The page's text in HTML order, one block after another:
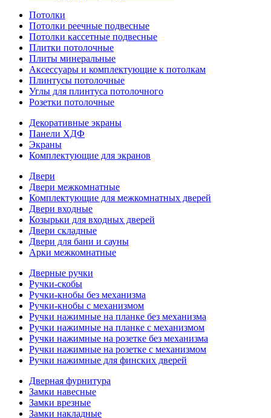
Потолки
Потолки реечные подвесные
Потолки кассетные подвесные
Плитки потолочные
Плиты минеральные
Аксессуары и комплектующие к потолкам
Плинтусы потолочные
Углы для плинтуса потолочного
Розетки потолочные
Декоративные экраны
Панели ХДФ
Экраны
Комплектующие для экранов
Двери
Двери межкомнатные
Комплектующие для межкомнатных дверей
Двери входные
Козырьки для входных дверей
Двери складные
Двери для бани и сауны
Арки межкомнатные
Дверные ручки
Ручки-скобы
Ручки-кнобы без механизма
Ручки-кнобы с механизмом
Ручки нажимные на планке без механизма
Ручки нажимные на планке с механизмом
Ручки нажимные на розетке без механизма
Ручки нажимные на розетке с механизмом
Ручки нажимные для финских дверей
Дверная фурнитура
Замки навесные
Замки врезные
Замки накладные